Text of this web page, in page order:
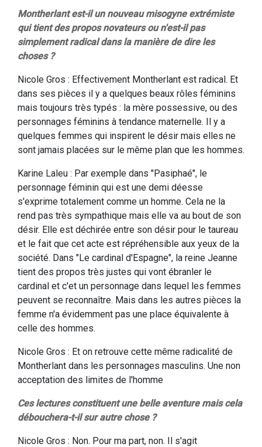
Montherlant est-il un nouveau misogyne extrémiste
qui tient des propos novateurs ou n'est-il pas
simplement radical dans la manière de dire les
choses ?
Nicole Gros : Effectivement Montherlant est radical. Et
dans ses pièces il y a quelques beaux rôles féminins
mais toujours très typés : la mère possessive, ou des
personnages féminins à tendance maternelle. Il y a
quelques femmes qui inspirent le désir mais elles ne
sont jamais placées sur le même plan que les hommes.
Karine Laleu : Par exemple dans "Pasiphaé", le
personnage féminin qui est une demi déesse
s'exprime totalement comme un homme. Cela ne la
rend pas très sympathique mais elle va au bout de son
désir. Elle est déchirée entre son désir pour le taureau
et le fait que cet acte est répréhensible aux yeux de la
société. Dans "Le cardinal d'Espagne", la reine Jeanne
tient des propos très justes qui vont ébranler le
cardinal et c'et un personnage dans lequel les femmes
peuvent se reconnaître. Mais dans les autres pièces la
femme n'a évidemment pas une place équivalente à
celle des hommes.
Nicole Gros : Et on retrouve cette même radicalité de
Montherlant dans les personnages masculins. Une non
acceptation des limites de l'homme
Ces lectures constituent une belle aventure mais cela
débouchera-t-il sur autre chose ?
Nicole Gros : Non. Pour ma part, non. Il s'agit